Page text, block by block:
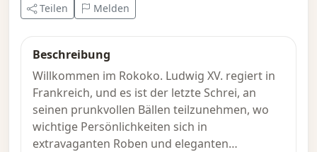
Teilen
Melden
Beschreibung
Willkommen im Rokoko. Ludwig XV. regiert in
Frankreich, und es ist der letzte Schrei, an
seinen prunkvollen Bällen teilzunehmen, wo
wichtige Persönlichkeiten sich in
extravaganten Roben und eleganten